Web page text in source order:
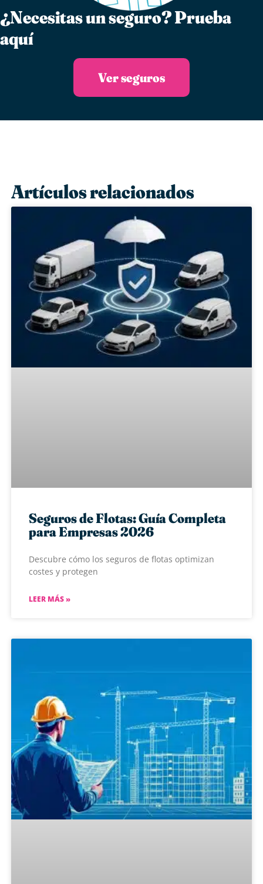
¿Necesitas un seguro?​ Prueba
aquí
Ver seguros
Artículos relacionados
Seguros de Flotas: Guía Completa
para Empresas 2026
Descubre cómo los seguros de flotas optimizan
costes y protegen
LEER MÁS »